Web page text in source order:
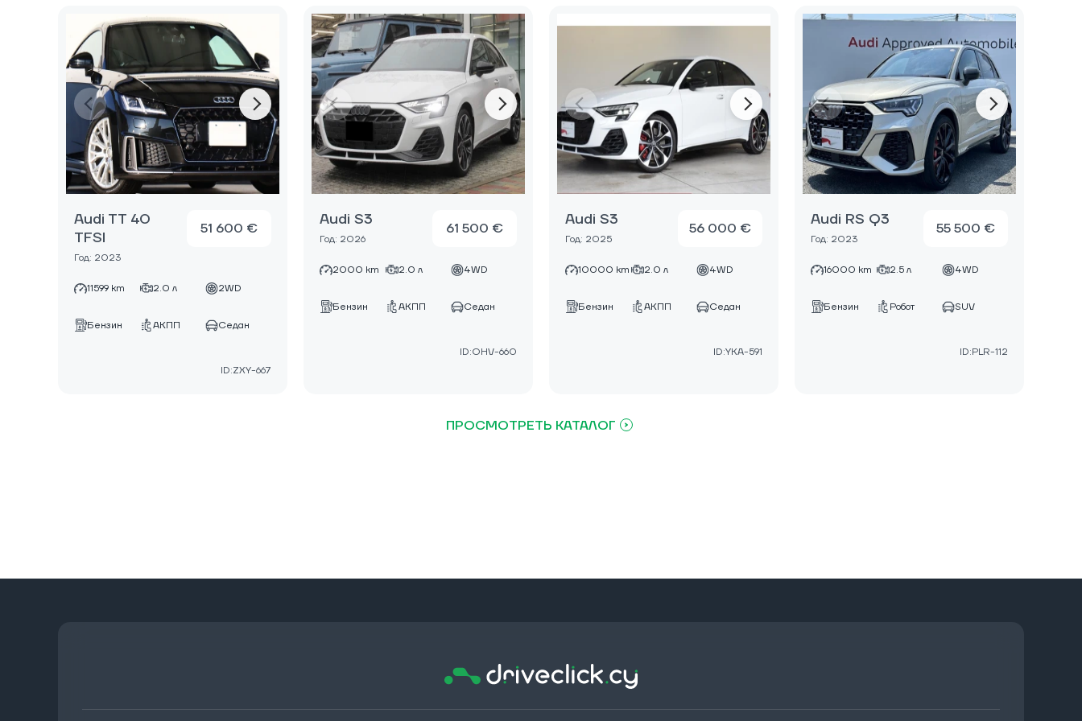
Audi TT 40
TFSI
Год: 2023
51 600 €
11599 km 2.0 л 2WD
Бензин АКПП Седан
ID:ZXY-667
Audi S3
Год: 2026
61 500 €
2000 km 2.0 л 4WD
Бензин АКПП Седан
ID:OHV-660
Audi S3
Год: 2025
56 000 €
10000 km 2.0 л 4WD
Бензин АКПП Седан
ID:YKA-591
Audi RS Q3
Год: 2023
55 500 €
16000 km 2.5 л 4WD
Бензин Робот SUV
ID:PLR-112
ПРОСМОТРЕТЬ КАТАЛОГ